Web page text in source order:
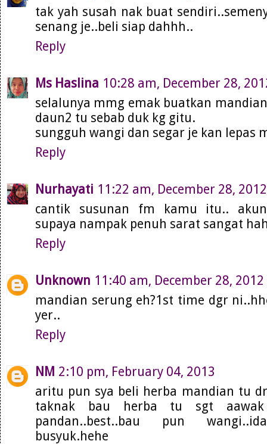
tak yah susah nak buat
senang je..beli siap dahhh..
Reply
Ms Haslina 10:28 am, December 28,
selalunya mmg emak buatkan
daun2 tu sebab duk kg gitu.
sungguh wangi dan segar je kan lepas
Reply
Nurhayati 11:22 am, December 28, 2012
cantik susunan fm kamu itu..
supaya nampak penuh sarat sangat
Reply
Unknown 11:40 am, December 28, 2012
mandian serung eh?1st time dgr
yer..
Reply
NM 2:10 pm, February 04, 2013
aritu pun sya beli herba mandian tu
taknak bau herba tu sgt
pandan..best..bau pun
busyuk.hehe